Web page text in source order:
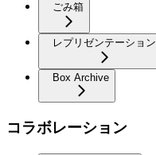
ごみ箱
レプリゼンテーション
Box Archive
コラボレーション